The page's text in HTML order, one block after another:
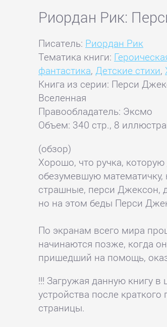
Риордан Рик:
Писатель: Риордан Рик
Тематика книги:
фантастика,Детские стихи,
Книга из серии: Перси
Вселенная
Правообладатель: Эксмо
Объем: 340 стр., 8
(обзор)
Хорошо, что ручка,
обезумевшую математичку,
страшные, перси Джексон,
но на этом беды Перси
По экранам всего мира
начинаются позже, когда
пришедший на помощь,
!!! Загружая данную книгу
устройства после
страницы.